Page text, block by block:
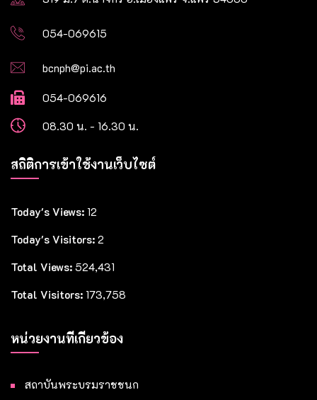
054-069615
bcnph@pi.ac.th
054-069616
08.30 น. - 16.30 น.
สถิติการเข้าใช้งานเว็บไซต์
Today's Views: 12
Today's Visitors: 2
Total Views: 524,431
Total Visitors: 173,758
หน่วยงานที่เกี่ยวข้อง
สถาบันพระบรมราชชนก